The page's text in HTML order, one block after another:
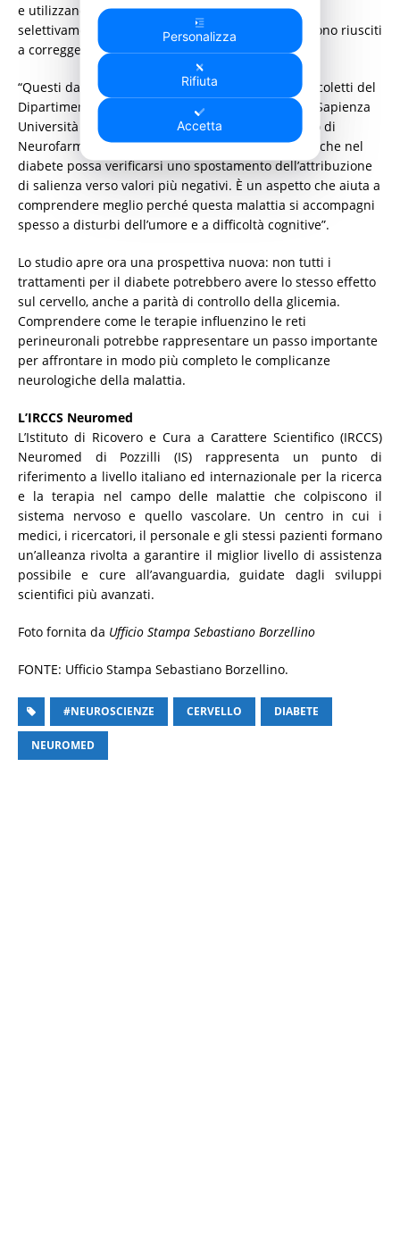
e utilizzando un enzima capace di “smontare”
selettivamente le reti perineuronali, i ricercatori sono riusciti
a correggere le alterazioni comportamentali.
“Questi dati – aggiunge il Professor Ferdinando Nicoletti del
Dipartimento di Farmacologia e tossicologia della Sapienza
Università di Roma e Responsabile del Laboratorio di
Neurofarmacologia del Neuromed – suggeriscono che nel
diabete possa verificarsi uno spostamento dell’attribuzione
di salienza verso valori più negativi. È un aspetto che aiuta a
comprendere meglio perché questa malattia si accompagni
spesso a disturbi dell’umore e a difficoltà cognitive”.
Lo studio apre ora una prospettiva nuova: non tutti i
trattamenti per il diabete potrebbero avere lo stesso effetto
sul cervello, anche a parità di controllo della glicemia.
Comprendere come le terapie influenzino le reti
perineuronali potrebbe rappresentare un passo importante
per affrontare in modo più completo le complicanze
neurologiche della malattia.
L’IRCCS Neuromed
L’Istituto di Ricovero e Cura a Carattere Scientifico (IRCCS)
Neuromed di Pozzilli (IS) rappresenta un punto di
riferimento a livello italiano ed internazionale per la ricerca
e la terapia nel campo delle malattie che colpiscono il
sistema nervoso e quello vascolare. Un centro in cui i
medici, i ricercatori, il personale e gli stessi pazienti formano
un’alleanza rivolta a garantire il miglior livello di assistenza
possibile e cure all’avanguardia, guidate dagli sviluppi
scientifici più avanzati.
Foto fornita da Ufficio Stampa Sebastiano Borzellino
FONTE: Ufficio Stampa Sebastiano Borzellino.
#NEUROSCIENZE CERVELLO DIABETE
NEUROMED
Personalizza
Rifiuta
Accetta